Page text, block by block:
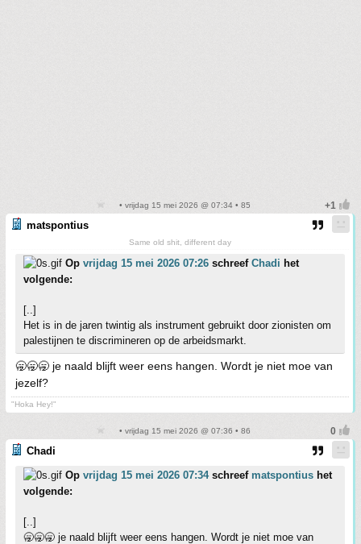
• vrijdag 15 mei 2026 @ 07:34 • 85
matspontius
Same old shit, different day
Op vrijdag 15 mei 2026 07:26 schreef Chadi het
volgende:
[..]
Het is in de jaren twintig als instrument gebruikt door zionisten om
palestijnen te discrimineren op de arbeidsmarkt.
🥱🥱🥱 je naald blijft weer eens hangen. Wordt je niet moe van
jezelf?
"Hoka Hey!"
• vrijdag 15 mei 2026 @ 07:36 • 86
Chadi
Op vrijdag 15 mei 2026 07:34schreef matspontius het
volgende:
[..]
🥱🥱🥱 je naald blijft weer eens hangen. Wordt je niet moe van